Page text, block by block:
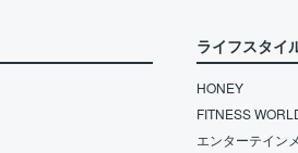
ライフスタイ
HONEY
FITNESS
エンターテイン